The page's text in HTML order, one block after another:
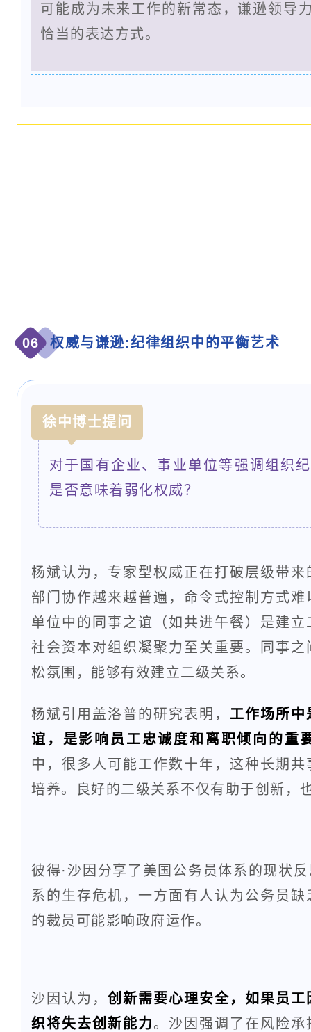
可能成为未来工作的新常态，谦逊领导
恰当的表达方式。
06 权威与谦逊:纪律组织中的平衡艺术
徐中博士提问
对于国有企业、事业单位等强调组织
是否意味着弱化权威？
杨斌认为，专家型权威正在打破层级带
部门协作越来越普遍，命令式控制方式
单位中的同事之谊（如共进午餐）是建
社会资本对组织凝聚力至关重要。同事
松氛围，能够有效建立二级关系。
杨斌引用盖洛普的研究表明， 工作场所中
谊，是影响员工忠诚度和离职倾向的重
中，很多人可能工作数十年，这种长期
培养。良好的二级关系不仅有助于创新，
彼得·沙因分享了美国公务员体系的现状
系的生存危机，一方面有人认为公务员
的裁员可能影响政府运作。
沙因认为，创新需要心理安全，如果员
织将失去创新能力。沙因强调了在风险